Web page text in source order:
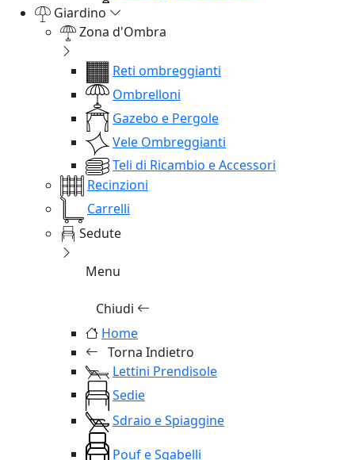
Giardino
Zona d'Ombra
Reti ombreggianti
Ombrelloni
Gazebo e Pergole
Vele Ombreggianti
Teli di Ricambio e Accessori
Recinzioni
Carrelli
Sedute
Menu
Chiudi
Home
Torna Indietro
Lettini Prendisole
Sedie
Sdraio e Spiaggine
Pouf e Sgabelli